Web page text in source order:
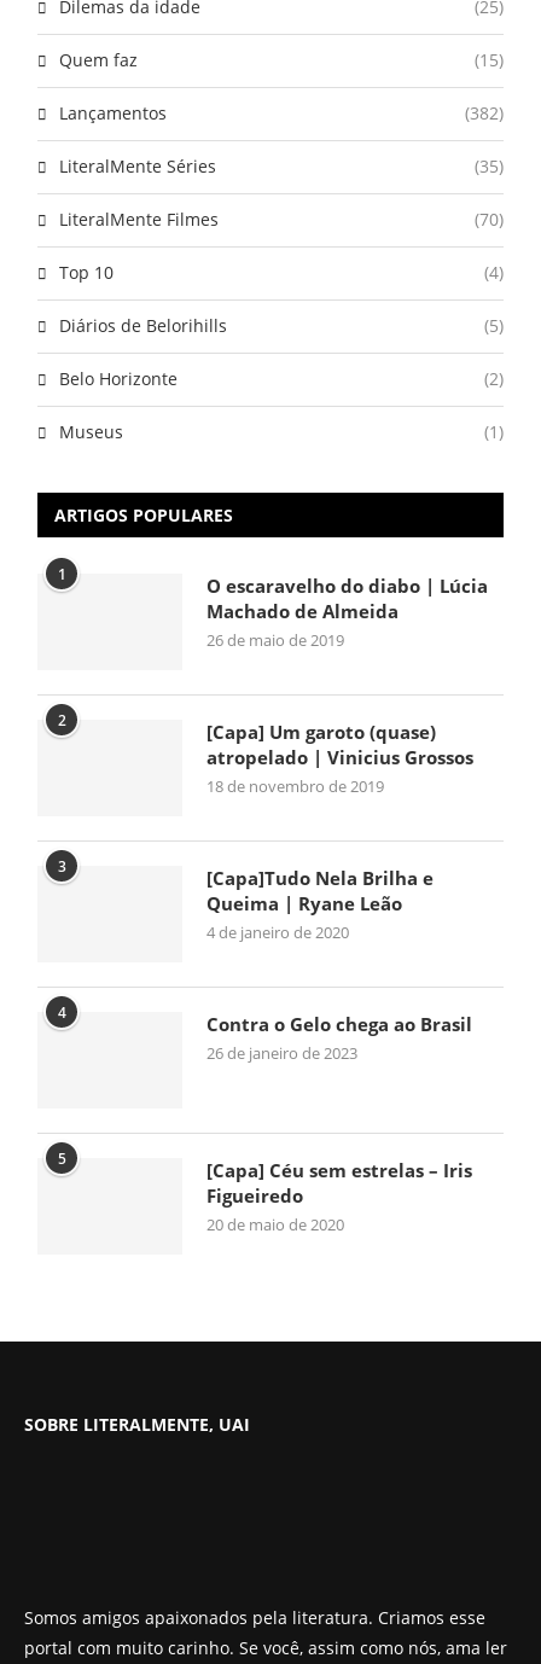
Dilemas da idade (25)
Quem faz (15)
Lançamentos (382)
LiteralMente Séries (35)
LiteralMente Filmes (70)
Top 10 (4)
Diários de Belorihills (5)
Belo Horizonte (2)
Museus (1)
ARTIGOS POPULARES
1
O escaravelho do diabo | Lúcia
Machado de Almeida
26 de maio de 2019
2
[Capa] Um garoto (quase)
atropelado | Vinicius Grossos
18 de novembro de 2019
3
[Capa]Tudo Nela Brilha e
Queima | Ryane Leão
4 de janeiro de 2020
4 Contra o Gelo chega ao Brasil
26 de janeiro de 2023
5
[Capa] Céu sem estrelas – Iris
Figueiredo
20 de maio de 2020
SOBRE LITERALMENTE, UAI
Somos amigos apaixonados pela literatura. Criamos esse
portal com muito carinho. Se você, assim como nós, ama ler